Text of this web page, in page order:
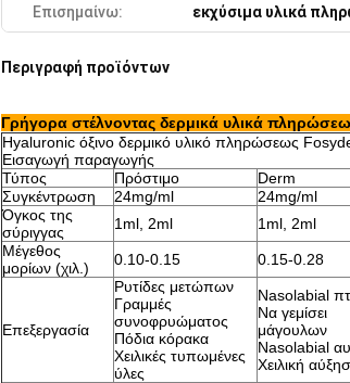
Επισημαίνω: εκχύσιμα υλικά
Περιγραφή προϊόντων
Γρήγορα στέλνοντας δερμικά υλικά
Hyaluronic όξινο δερμικό υλικό πληρώσεως
Εισαγωγή παραγωγής
Τύπος
Πρόστιμο Derm
Συγκέντρωση
24mg/ml 24mg/ml
Όγκος της
σύριγγας
1ml, 2ml 1ml, 2ml
Μέγεθος
μορίων (χιλ.)
0.10-0.15 0.15-0.28
Επεξεργασία
Ρυτίδες μετώπων
Γραμμές
συνοφρυώματος
Πόδια κόρακα
Χειλικές τυπωμένες
ύλες
Nasolabial
Να γεμίσει
μάγουλων
Nasolabial
Χειλική